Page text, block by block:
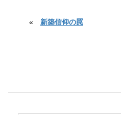
« 新築信仰の罠